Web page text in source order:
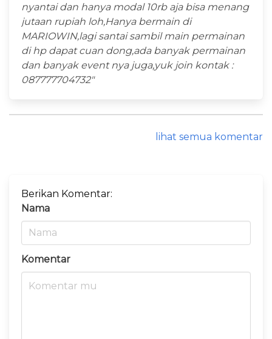
nyantai dan hanya modal 10rb aja bisa menang
jutaan rupiah loh,Hanya bermain di
MARIOWIN,lagi santai sambil main permainan
di hp dapat cuan dong,ada banyak permainan
dan banyak event nya juga,yuk join kontak :
087777704732"
lihat semua komentar
Berikan Komentar:
Nama
Komentar